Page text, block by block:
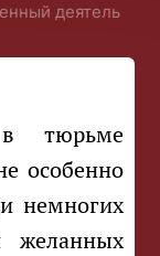
деятель
особенно
немногих
желанных